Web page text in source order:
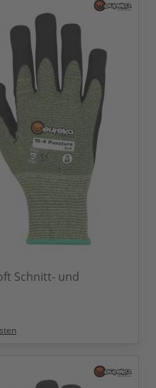
Schnitt- und